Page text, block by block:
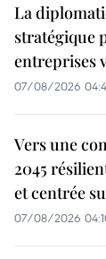
La
stratégique
entreprises
07/08/2026
Vers une
2045
et centrée
07/08/2026